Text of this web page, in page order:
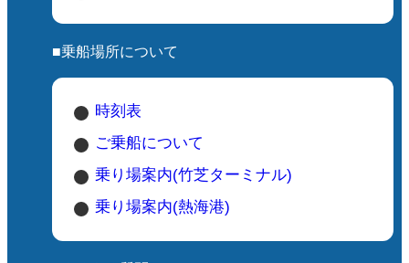
■乗船場所について
時刻表
ご乗船について
乗り場案内(竹芝ターミナル)
乗り場案内(熱海港)